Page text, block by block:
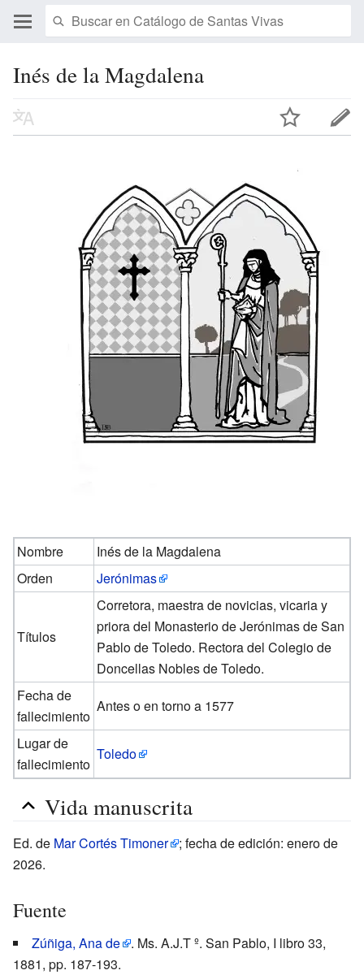
Inés de la Magdalena
Nombre
Inés de la Magdalena
Orden
Jerónimas
Títulos
Corretora, maestra de novicias, vicaria y
priora del Monasterio de Jerónimas de San
Pablo de Toledo. Rectora del Colegio de
Doncellas Nobles de Toledo.
Fecha de
fallecimiento
Antes o en torno a 1577
Lugar de
fallecimiento
Toledo
Vida manuscrita
Ed. de Mar Cortés Timoner
; fecha de edición: enero de
2026.
Fuente
Zúñiga, Ana de
. Ms. A.J.T º. San Pablo, I libro 33,
1881, pp. 187-193.